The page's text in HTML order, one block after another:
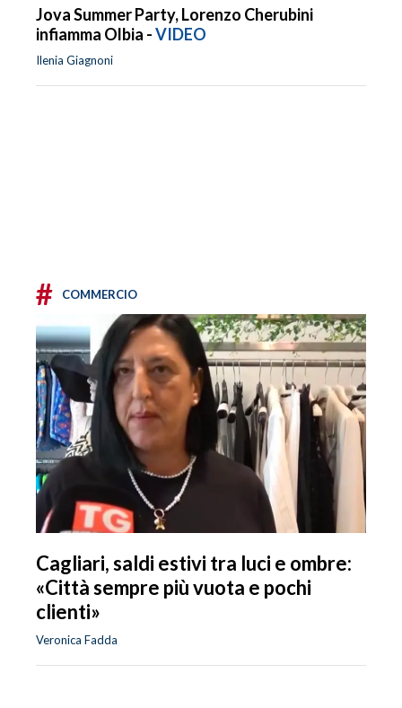
Jova Summer Party, Lorenzo Cherubini
infiamma Olbia -VIDEO
Ilenia Giagnoni
# COMMERCIO
Cagliari, saldi estivi tra luci e ombre:
«Città sempre più vuota e pochi
clienti»
Veronica Fadda